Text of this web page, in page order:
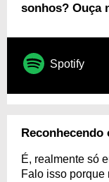
sonhos? Ouça
Spotify
Reconhecendo
É, realmente só
Falo isso porque